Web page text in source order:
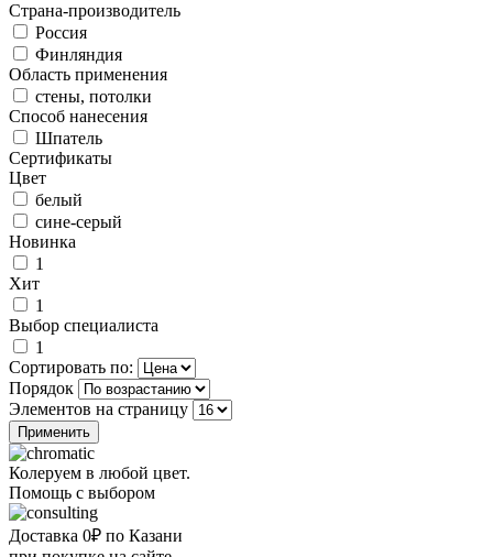
Страна-производитель
Россия
Финляндия
Область применения
стены, потолки
Способ нанесения
Шпатель
Сертификаты
Цвет
белый
сине-серый
Новинка
1
Хит
1
Выбор специалиста
1
Сортировать по:
Порядок
Элементов на страницу
Колеруем в любой цвет.
Помощь с выбором
Доставка 0₽ по Казани